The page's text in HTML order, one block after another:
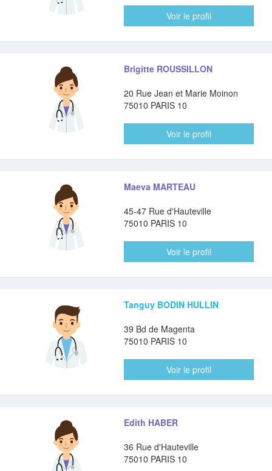
Voir le profil
Brigitte ROUSSILLON
20 Rue Jean et Marie Moinon
75010 PARIS 10
Voir le profil
Maeva MARTEAU
45-47 Rue d'Hauteville
75010 PARIS 10
Voir le profil
Tanguy BODIN HULLIN
39 Bd de Magenta
75010 PARIS 10
Voir le profil
Edith HABER
36 Rue d'Hauteville
75010 PARIS 10